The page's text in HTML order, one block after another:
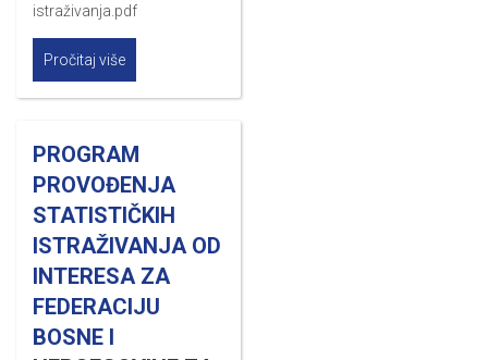
istraživanja.pdf
Pročitaj više
PROGRAM
PROVOĐENJA
STATISTIČKIH
ISTRAŽIVANJA OD
INTERESA ZA
FEDERACIJU
BOSNE I